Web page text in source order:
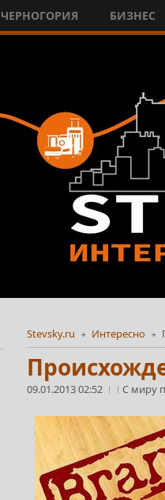
ЧЕРНОГОРИЯ БИЗНЕС
Stevsky.ru Интересно
09.01.2013 02:52 С миру